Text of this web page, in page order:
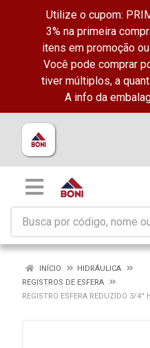
Utilize o cupom:
3% na primeira
itens em promoção
Você pode comprar
tiver múltiplos, a
A info da
INÍCIO
HIDRÁULICA
REGISTROS DE ESFERA
REGISTRO ESFERA REDUZIDO 3/4''